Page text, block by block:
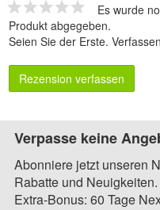
Es wurde
Produkt abgegeben.
Seien Sie der Erste.
Rezension verfassen
Verpasse keine
Abonniere jetzt unseren
Rabatte und Neuigkeiten.
Extra-Bonus: 60 Tage